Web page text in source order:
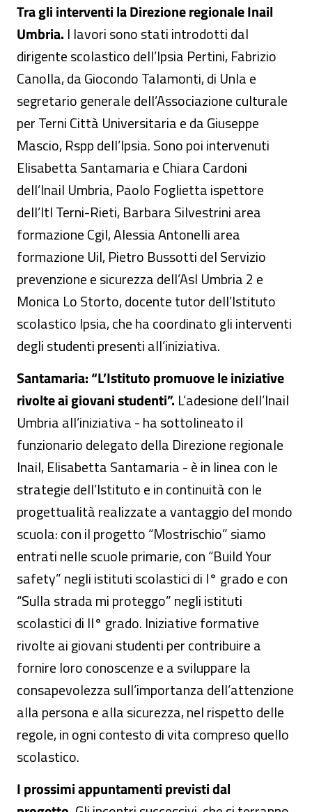
Tra gli interventi la Direzione regionale Inail
Umbria. I lavori sono stati introdotti dal
dirigente scolastico dell’Ipsia Pertini, Fabrizio
Canolla, da Giocondo Talamonti, di Unla e
segretario generale dell’Associazione culturale
per Terni Città Universitaria e da Giuseppe
Mascio, Rspp dell’Ipsia. Sono poi intervenuti
Elisabetta Santamaria e Chiara Cardoni
dell’Inail Umbria, Paolo Foglietta ispettore
dell’Itl Terni-Rieti, Barbara Silvestrini area
formazione Cgil, Alessia Antonelli area
formazione Uil, Pietro Bussotti del Servizio
prevenzione e sicurezza dell’Asl Umbria 2 e
Monica Lo Storto, docente tutor dell’Istituto
scolastico Ipsia, che ha coordinato gli interventi
degli studenti presenti all’iniziativa.
Santamaria: “L’Istituto promuove le iniziative
rivolte ai giovani studenti”. L’adesione dell’Inail
Umbria all’iniziativa - ha sottolineato il
funzionario delegato della Direzione regionale
Inail, Elisabetta Santamaria - è in linea con le
strategie dell’Istituto e in continuità con le
progettualità realizzate a vantaggio del mondo
scuola: con il progetto “Mostrischio” siamo
entrati nelle scuole primarie, con “Build Your
safety” negli istituti scolastici di I° grado e con
“Sulla strada mi proteggo” negli istituti
scolastici di II° grado. Iniziative formative
rivolte ai giovani studenti per contribuire a
fornire loro conoscenze e a sviluppare la
consapevolezza sull’importanza dell’attenzione
alla persona e alla sicurezza, nel rispetto delle
regole, in ogni contesto di vita compreso quello
scolastico.
I prossimi appuntamenti previsti dal